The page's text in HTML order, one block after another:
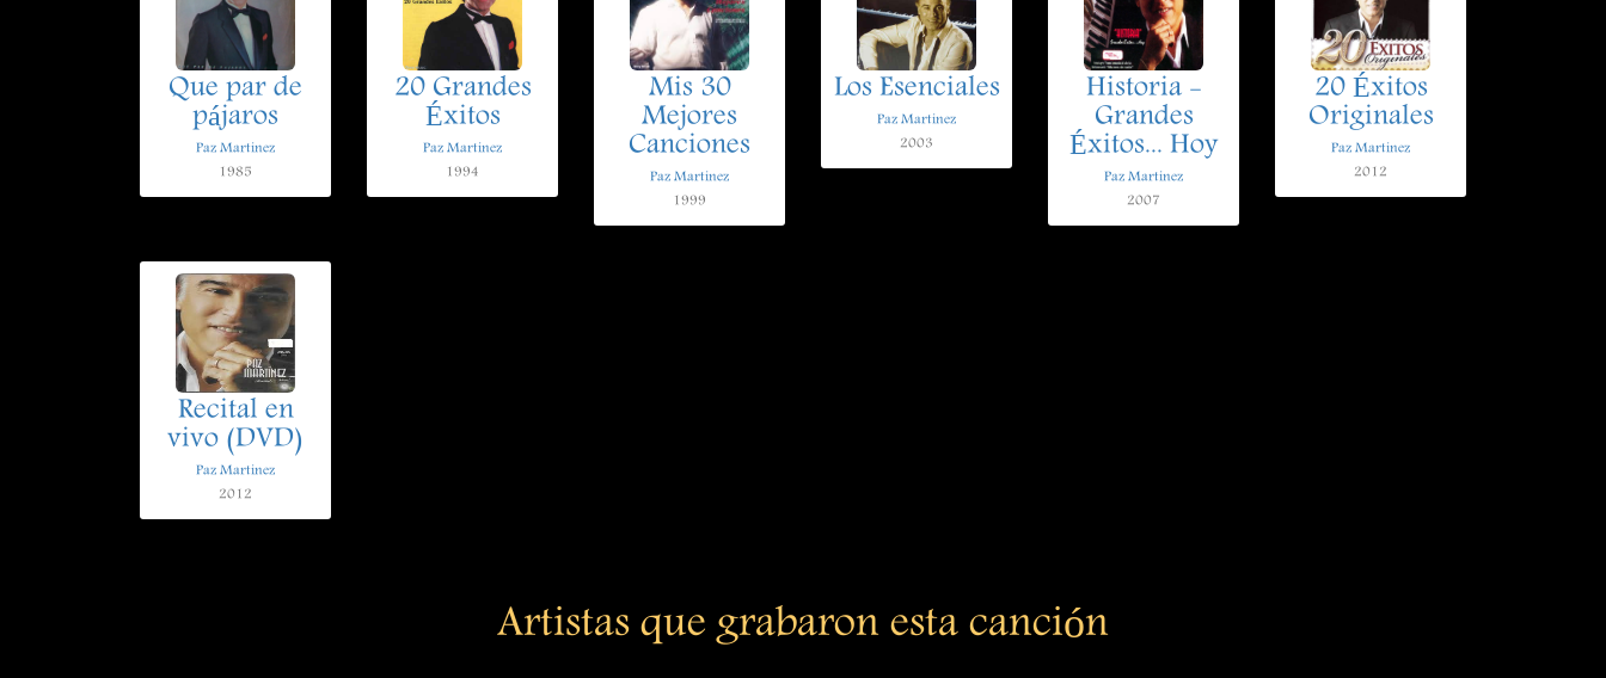
Que par de
pájaros
Paz Martinez
1985
20 Grandes
Éxitos
Paz Martinez
1994
Mis 30
Mejores
Canciones
Paz Martinez
1999
Los Esenciales
Paz Martinez
2003
Historia -
Grandes
Éxitos... Hoy
Paz Martinez
2007
20 Éxitos
Originales
Paz Martinez
2012
Recital en
vivo (DVD)
Paz Martinez
2012
Artistas que grabaron esta canción